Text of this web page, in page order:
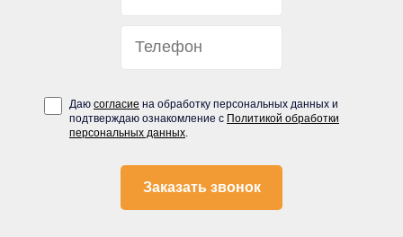
Даю согласие на обработку персональных данных и
подтверждаю ознакомление с Политикой обработки
персональных данных